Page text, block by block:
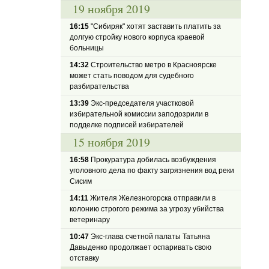
19 ноября 2019
16:15 "Сибиряк" хотят заставить платить за
долгую стройку нового корпуса краевой
больницы
14:32 Строительство метро в Красноярске
может стать поводом для судебного
разбирательства
13:39 Экс-председателя участковой
избирательной комиссии заподозрили в
подделке подписей избирателей
15 ноября 2019
16:58 Прокуратура добилась возбуждения
уголовного дела по факту загрязнения вод реки
Сисим
14:11 Жителя Железногорска отправили в
колонию строгого режима за угрозу убийства
ветеринару
10:47 Экс-глава счетной палаты Татьяна
Давыденко продолжает оспаривать свою
отставку